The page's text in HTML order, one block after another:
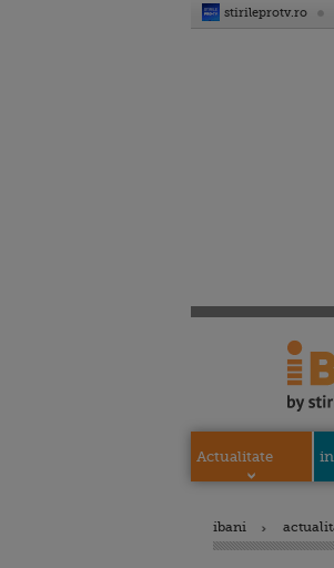
stirileprotv.ro
Actualitate
ibani